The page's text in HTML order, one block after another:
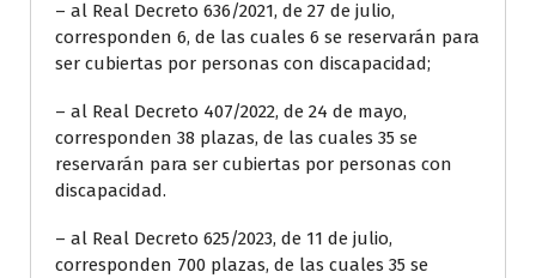
– al Real Decreto 636/2021, de 27 de julio,
corresponden 6, de las cuales 6 se reservarán para
ser cubiertas por personas con discapacidad;
– al Real Decreto 407/2022, de 24 de mayo,
corresponden 38 plazas, de las cuales 35 se
reservarán para ser cubiertas por personas con
discapacidad.
– al Real Decreto 625/2023, de 11 de julio,
corresponden 700 plazas, de las cuales 35 se